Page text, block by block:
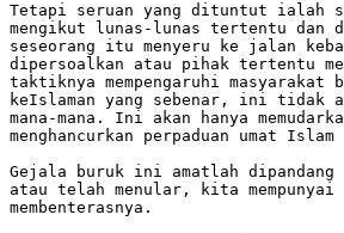
Tetapi seruan yang dituntut ialah
mengikut lunas-lunas tertentu dan
seseorang itu menyeru ke jalan
dipersoalkan atau pihak tertentu
taktiknya mempengaruhi masyarakat
keIslaman yang sebenar, ini tidak
mana-mana. Ini akan hanya
menghancurkan perpaduan umat
Gejala buruk ini amatlah
atau telah menular, kita mempunyai
membenterasnya.